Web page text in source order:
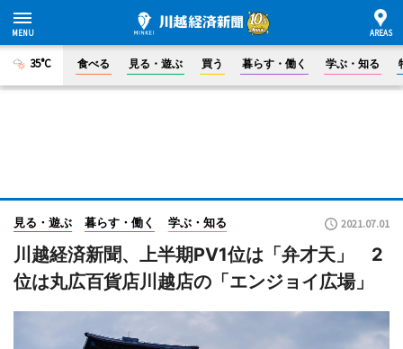
35°C 食べる 見る・遊ぶ 買う 暮らす・働く 学ぶ・知る
見る・遊ぶ 暮らす・働く 学ぶ・知る 2021.07.01
川越経済新聞、上半期PV1位は「弁才天」 2
位は丸広百貨店川越店の「エンジョイ広場」